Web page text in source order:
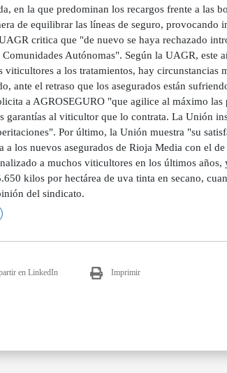
en la que predominan los recargos frente a las
de equilibrar las líneas de seguro, provocando
critica que "de nuevo se haya rechazado
Comunidades Autónomas". Según la UAGR, este
viticultores a los tratamientos, hay circunstancias
ante el retraso que los asegurados están
a AGROSEGURO "que agilice al máximo las
garantías al viticultor que lo contrata. La Unión
Por último, la Unión muestra "su
a los nuevos asegurados de Rioja Media con el
a muchos viticultores en los últimos
kilos por hectárea de uva tinta en secano,
del sindicato.
en LinkedIn Imprimir